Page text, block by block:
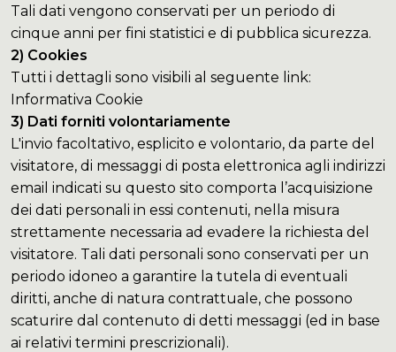
Tali dati vengono conservati per un periodo di
cinque anni per fini statistici e di pubblica sicurezza.
2) Cookies
Tutti i dettagli sono visibili al seguente link:
Informativa Cookie
3) Dati forniti volontariamente
L'invio facoltativo, esplicito e volontario, da parte del
visitatore, di messaggi di posta elettronica agli indirizzi
email indicati su questo sito comporta l’acquisizione
dei dati personali in essi contenuti, nella misura
strettamente necessaria ad evadere la richiesta del
visitatore. Tali dati personali sono conservati per un
periodo idoneo a garantire la tutela di eventuali
diritti, anche di natura contrattuale, che possono
scaturire dal contenuto di detti messaggi (ed in base
ai relativi termini prescrizionali).